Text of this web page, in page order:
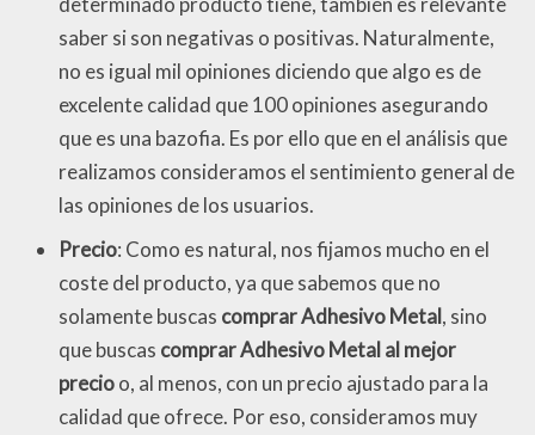
saber si son negativas o positivas. Naturalmente,
no es igual mil opiniones diciendo que algo es de
excelente calidad que 100 opiniones asegurando
que es una bazofia. Es por ello que en el análisis que
realizamos consideramos el sentimiento general de
las opiniones de los usuarios.
Precio: Como es natural, nos fijamos mucho en el
coste del producto, ya que sabemos que no
solamente buscas comprar Adhesivo Metal, sino
que buscas comprar Adhesivo Metal al mejor
precioo, al menos, con un precio ajustado para la
calidad que ofrece. Por eso, consideramos muy